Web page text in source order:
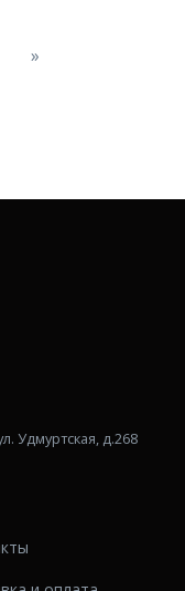
»
Удмуртская, д.268